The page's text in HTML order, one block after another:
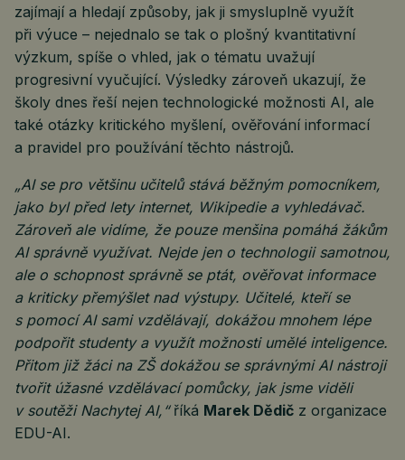
zajímají a hledají způsoby, jak ji smysluplně využít
při výuce – nejednalo se tak o plošný kvantitativní
výzkum, spíše o vhled, jak o tématu uvažují
progresivní vyučující. Výsledky zároveň ukazují, že
školy dnes řeší nejen technologické možnosti AI, ale
také otázky kritického myšlení, ověřování informací
a pravidel pro používání těchto nástrojů.
„AI se pro většinu učitelů stává běžným pomocníkem,
jako byl před lety internet, Wikipedie a vyhledávač.
Zároveň ale vidíme, že pouze menšina pomáhá žákům
AI správně využívat. Nejde jen o technologii samotnou,
ale o schopnost správně se ptát, ověřovat informace
a kriticky přemýšlet nad výstupy. Učitelé, kteří se
s pomocí AI sami vzdělávají, dokážou mnohem lépe
podpořit studenty a využít možnosti umělé inteligence.
Přitom již žáci na ZŠ dokážou se správnými AI nástroji
tvořit úžasné vzdělávací pomůcky, jak jsme viděli
v soutěži Nachytej AI,“říká Marek Dědič z organizace
EDU-AI.